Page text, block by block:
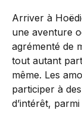
Arriver à
une aventure
agrémenté de
tout autant
même. Les
participer à
d’intérêt,